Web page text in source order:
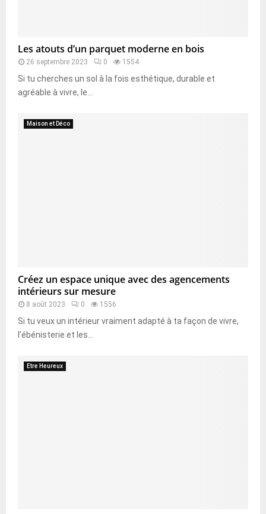
Les atouts d’un parquet moderne en bois
26 septembre 2023 0 1554
Si tu cherches un sol à la fois esthétique, durable et
agréable à vivre, le...
Maison et Déco
Créez un espace unique avec des agencements
intérieurs sur mesure
8 août 2023 0 1556
Si tu veux un intérieur vraiment adapté à ta façon de vivre,
l’ébénisterie et les...
Etre Heureux